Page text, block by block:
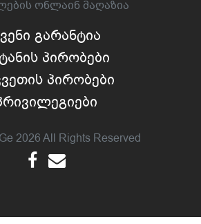
Ონლაინ Მაღაზია
Გარანტია
Პირობები
Პირობები
2026 All Rights Reserved